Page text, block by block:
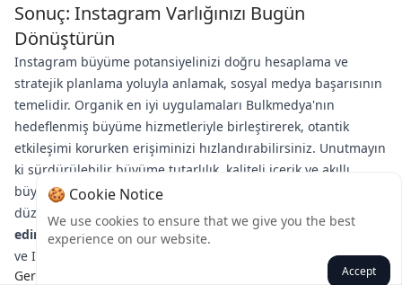
Sonuç: Instagram Varlığınızı Bugün
Dönüştürün
Instagram büyüme potansiyelinizi doğru hesaplama ve
stratejik planlama yoluyla anlamak, sosyal medya başarısının
temelidir. Organik en iyi uygulamaları Bulkmedya'nın
hedeflenmiş büyüme hizmetleriyle birleştirerek, otantik
etkileşimi korurken erişiminizi hızlandırabilirsiniz. Unutmayın
ki sürdürülebilir büyüme tutarlılık, kaliteli içerik ve akıllı
büyütme stratejileri gerektirir. Instagram etkinizi en üst
düzeye çıkarmaya hazır mısınız? Bugün Bulkmedya'yı ziyaret
edin
, özel ihtiyaçlarınıza uygun büyüme çözümlerini keşfedin
ve Instagram mükemmelliği yolculuğunuza başlayın.
Geri
🍪 Cookie Notice
We use cookies to ensure that we give you the best
experience on our website.
Accept